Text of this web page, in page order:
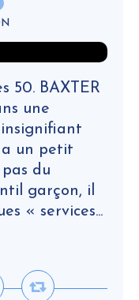
50. BAXTER
une
insignifiant
un petit
du
garçon, il
« services...